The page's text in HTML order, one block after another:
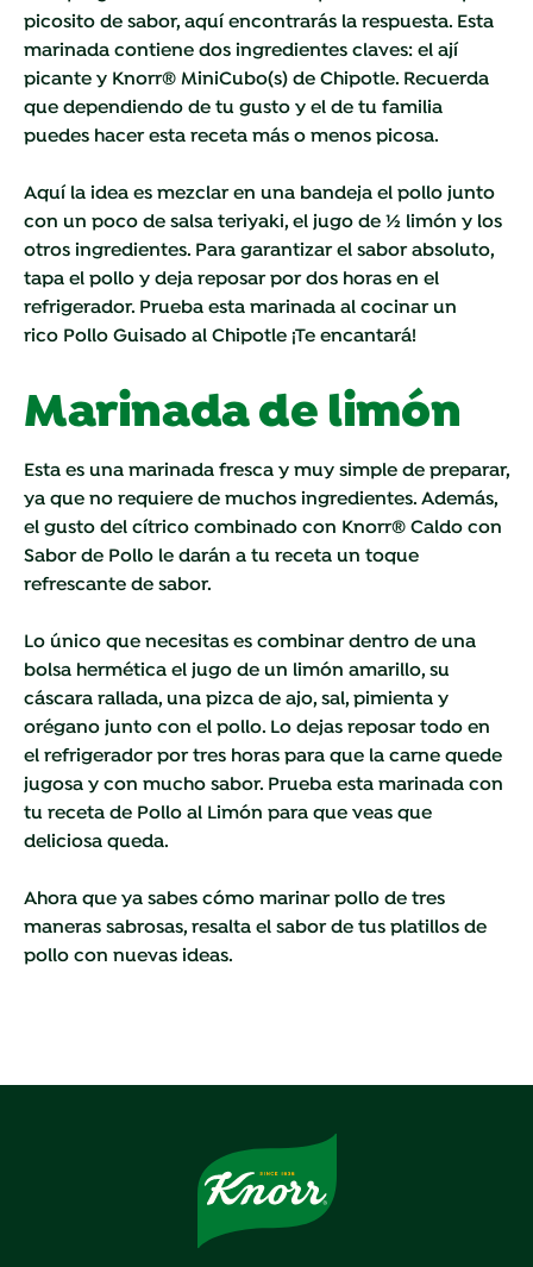
picosito de sabor, aquí encontrarás la respuesta. Esta
marinada contiene dos ingredientes claves: el ají
picante y Knorr® MiniCubo(s) de Chipotle. Recuerda
que dependiendo de tu gusto y el de tu familia
puedes hacer esta receta más o menos picosa.
Aquí la idea es mezclar en una bandeja el pollo junto
con un poco de salsa teriyaki, el jugo de ½ limón y los
otros ingredientes. Para garantizar el sabor absoluto,
tapa el pollo y deja reposar por dos horas en el
refrigerador. Prueba esta marinada al cocinar un
rico Pollo Guisado al Chipotle ¡Te encantará!
Marinada de limón
Esta es una marinada fresca y muy simple de preparar,
ya que no requiere de muchos ingredientes. Además,
el gusto del cítrico combinado con Knorr® Caldo con
Sabor de Pollo le darán a tu receta un toque
refrescante de sabor.
Lo único que necesitas es combinar dentro de una
bolsa hermética el jugo de un limón amarillo, su
cáscara rallada, una pizca de ajo, sal, pimienta y
orégano junto con el pollo. Lo dejas reposar todo en
el refrigerador por tres horas para que la carne quede
jugosa y con mucho sabor. Prueba esta marinada con
tu receta de Pollo al Limón para que veas que
deliciosa queda.
Ahora que ya sabes cómo marinar pollo de tres
maneras sabrosas, resalta el sabor de tus platillos de
pollo con nuevas ideas.